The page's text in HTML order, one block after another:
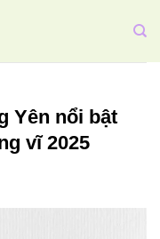
Yên nổi bật
vĩ 2025